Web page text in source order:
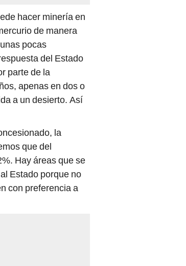
hacer minería en
de manera
pocas
del Estado
parte de la
apenas en dos o
a un desierto. Así
la
que del
Hay áreas que se
Estado porque no
con preferencia a